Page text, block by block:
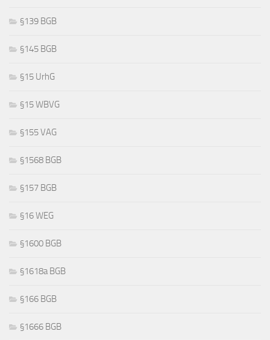
§139 BGB
§145 BGB
§15 UrhG
§15 WBVG
§155 VAG
§1568 BGB
§157 BGB
§16 WEG
§1600 BGB
§1618a BGB
§166 BGB
§1666 BGB